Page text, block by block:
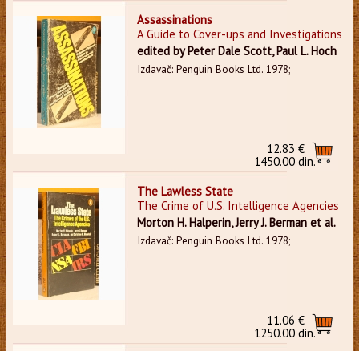
Assassinations
A Guide to Cover-ups and Investigations
edited by Peter Dale Scott, Paul L. Hoch
Izdavač: Penguin Books Ltd. 1978;
12.83 €
1450.00 din.
The Lawless State
The Crime of U.S. Intelligence Agencies
Morton H. Halperin, Jerry J. Berman et al.
Izdavač: Penguin Books Ltd. 1978;
11.06 €
1250.00 din.